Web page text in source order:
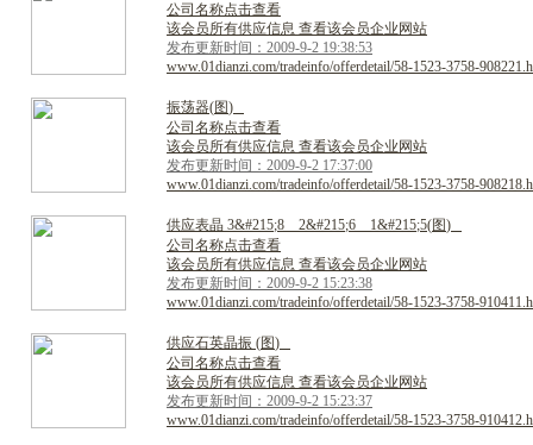
公司名称点击查看
该会员所有供应信息 查看该会员企业网站
发布更新时间：2009-9-2 19:38:53
www.01dianzi.com/tradeinfo/offerdetail/58-1523-3758-
振荡器(图)
公司名称点击查看
该会员所有供应信息 查看该会员企业网站
发布更新时间：2009-9-2 17:37:00
www.01dianzi.com/tradeinfo/offerdetail/58-1523-3758-
供应表晶 3&#215;8 2&#215;6 1&#215;5(图)
公司名称点击查看
该会员所有供应信息 查看该会员企业网站
发布更新时间：2009-9-2 15:23:38
www.01dianzi.com/tradeinfo/offerdetail/58-1523-3758-
供应石英晶振 (图)
公司名称点击查看
该会员所有供应信息 查看该会员企业网站
发布更新时间：2009-9-2 15:23:37
www.01dianzi.com/tradeinfo/offerdetail/58-1523-3758-